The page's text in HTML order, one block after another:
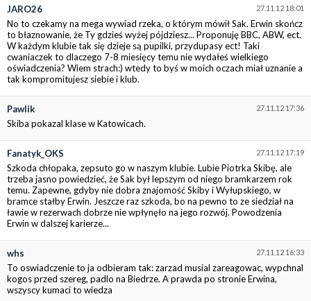
27.11.12 18:01
JARO26
No to czekamy na mega wywiad rzeka, o którym mówił Sak. Erwin skończ
to błaznowanie, że Ty gdzieś wyżej pójdziesz... Proponuję BBC, ABW, ect.
W każdym klubie tak się dzieje są pupilki, przydupasy ect! Taki
cwaniaczek to dlaczego 7-8 miesięcy temu nie wydałeś wielkiego
oświadczenia? Wiem strach:) wtedy to byś w moich oczach miał uznanie a
tak kompromitujesz siebie i klub.
27.11.12 17:36
Pawlik
Skiba pokazal klase w Katowicach.
27.11.12 17:19
Fanatyk_OKS
Szkoda chłopaka, zepsuto go w naszym klubie. Lubie Piotrka Skibę, ale
trzeba jasno powiedzieć, że Sak był lepszym od niego bramkarzem rok
temu. Zapewne, gdyby nie dobra znajomość Skiby i Wyłupskiego, w
bramce stałby Erwin. Jeszcze raz szkoda, bo na pewno to ze siedział na
ławie w rezerwach dobrze nie wpłynęło na jego rozwój. Powodzenia
Erwin w dalszej karierze...
27.11.12 16:33
whs
To oswiadczenie to ja odbieram tak: zarzad musial zareagowac, wypchnal
kogos przed szereg, padlo na Biedrze. A prawda po stronie Erwina,
wszyscy kumaci to wiedza